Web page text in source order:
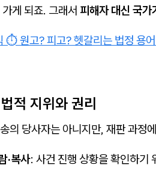
게 되죠. 그래서 피해자 대신 국
⏱️ 원고? 피고? 헷갈리는 법정 용
적 지위와 권리
의 당사자는 아니지만, 재판 과정
·복사: 사건 진행 상황을 확인하기